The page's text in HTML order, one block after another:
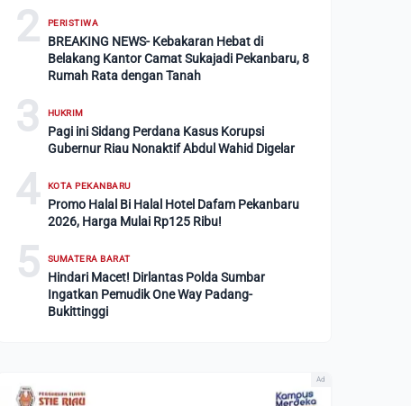
2 PERISTIWA
BREAKING NEWS- Kebakaran Hebat di
Belakang Kantor Camat Sukajadi Pekanbaru, 8
Rumah Rata dengan Tanah
3 HUKRIM
Pagi ini Sidang Perdana Kasus Korupsi
Gubernur Riau Nonaktif Abdul Wahid Digelar
4 KOTA PEKANBARU
Promo Halal Bi Halal Hotel Dafam Pekanbaru
2026, Harga Mulai Rp125 Ribu!
5 SUMATERA BARAT
Hindari Macet! Dirlantas Polda Sumbar
Ingatkan Pemudik One Way Padang-
Bukittinggi
Ad